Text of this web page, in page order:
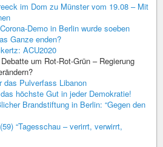
im Dom zu Münster vom 19.08 – Mit
Demo in Berlin wurde soeben
Ganze enden?
ACU2020
um Rot-Rot-Grün – Regierung
das Pulverfass Libanon
höchste Gut in jeder Demokratie!
Brandstiftung in Berlin: “Gegen den
“Tagesschau – verirrt, verwirrt,